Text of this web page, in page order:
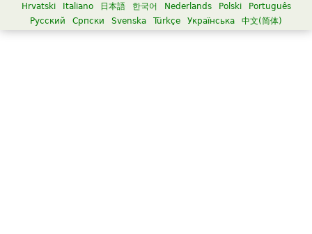
Hrvatski
Italiano 日本語 한국어 Nederlands Polski
Português
Русский
Српски Svenska Türkçe Українська 中文(简体)